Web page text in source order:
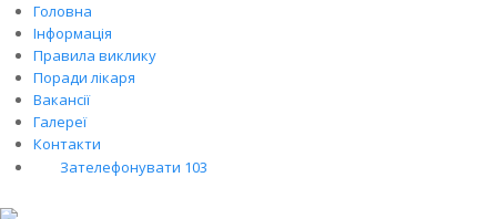
Головна
Інформація
Правила виклику
Поради лікаря
Вакансії
Галереї
Контакти
Зателефонувати 103